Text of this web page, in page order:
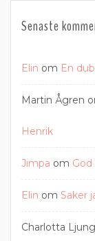
Senaste
Elin om En
Martin Ågren
Henrik
Jimpa om God
Elin om Saker
Charlotta